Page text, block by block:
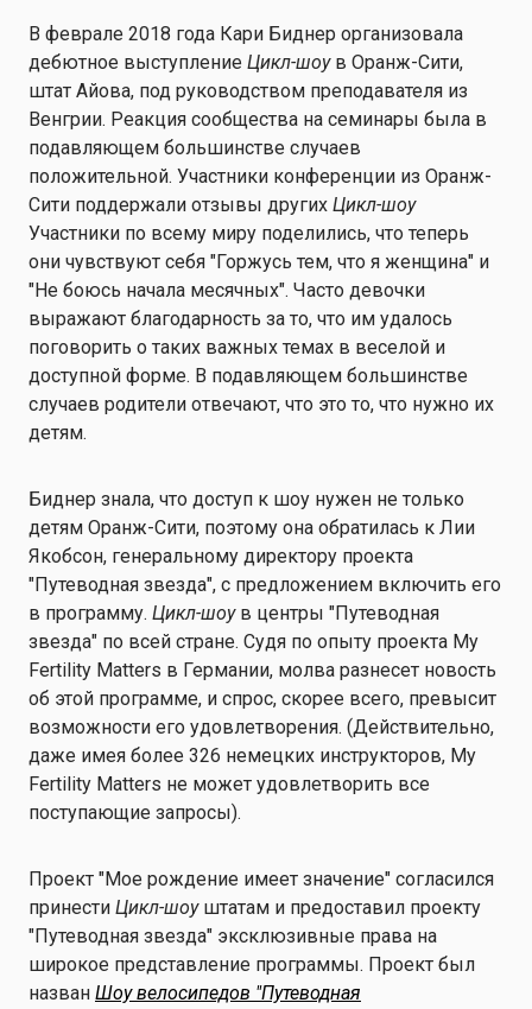
В феврале 2018 года Кари Биднер организовала
дебютное выступление Цикл-шоув Оранж-Сити,
штат Айова, под руководством преподавателя из
Венгрии. Реакция сообщества на семинары была в
подавляющем большинстве случаев
положительной. Участники конференции из Оранж-
Сити поддержали отзывы других Цикл-шоу
Участники по всему миру поделились, что теперь
они чувствуют себя "Горжусь тем, что я женщина" и
"Не боюсь начала месячных". Часто девочки
выражают благодарность за то, что им удалось
поговорить о таких важных темах в веселой и
доступной форме. В подавляющем большинстве
случаев родители отвечают, что это то, что нужно их
детям.
Биднер знала, что доступ к шоу нужен не только
детям Оранж-Сити, поэтому она обратилась к Лии
Якобсон, генеральному директору проекта
"Путеводная звезда", с предложением включить его
в программу. Цикл-шоув центры "Путеводная
звезда" по всей стране. Судя по опыту проекта My
Fertility Matters в Германии, молва разнесет новость
об этой программе, и спрос, скорее всего, превысит
возможности его удовлетворения. (Действительно,
даже имея более 326 немецких инструкторов, My
Fertility Matters не может удовлетворить все
поступающие запросы).
Проект "Мое рождение имеет значение" согласился
принести Цикл-шоу штатам и предоставил проекту
"Путеводная звезда" эксклюзивные права на
широкое представление программы. Проект был
назван Шоу велосипедов "Путеводная